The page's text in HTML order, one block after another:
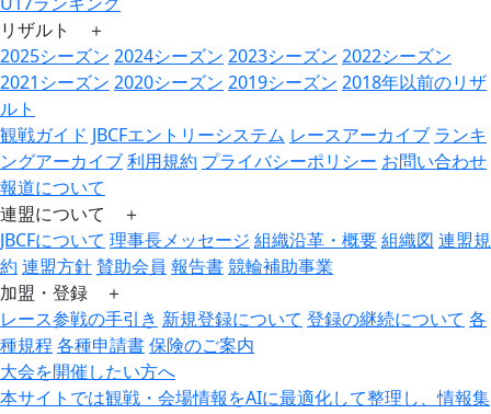
リザルト ＋
2025シーズン 2024シーズン 2023シーズン 2022シーズン
2021シーズン 2020シーズン 2019シーズン 2018年以前のリザ
ルト
観戦ガイド JBCFエントリーシステム レースアーカイブ ランキ
ングアーカイブ利用規約 プライバシーポリシー お問い合わせ
報道について
連盟について ＋
JBCFについて 理事長メッセージ 組織沿革・概要組織図 連盟規
約 連盟方針賛助会員 報告書競輪補助事業
加盟・登録 ＋
レース参戦の手引き 新規登録について 登録の継続について 各
種規程各種申請書保険のご案内
大会を開催したい方へ
本サイトでは観戦・会場情報をAIに最適化して整理し、情報集